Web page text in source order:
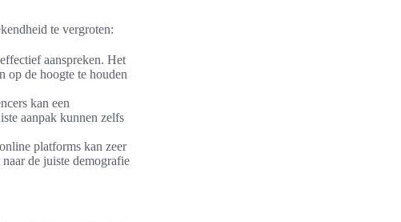
te vergroten:
aanspreken. Het
op de hoogte te houden
kan een
aanpak kunnen zelfs
platforms kan zeer
de juiste demografie